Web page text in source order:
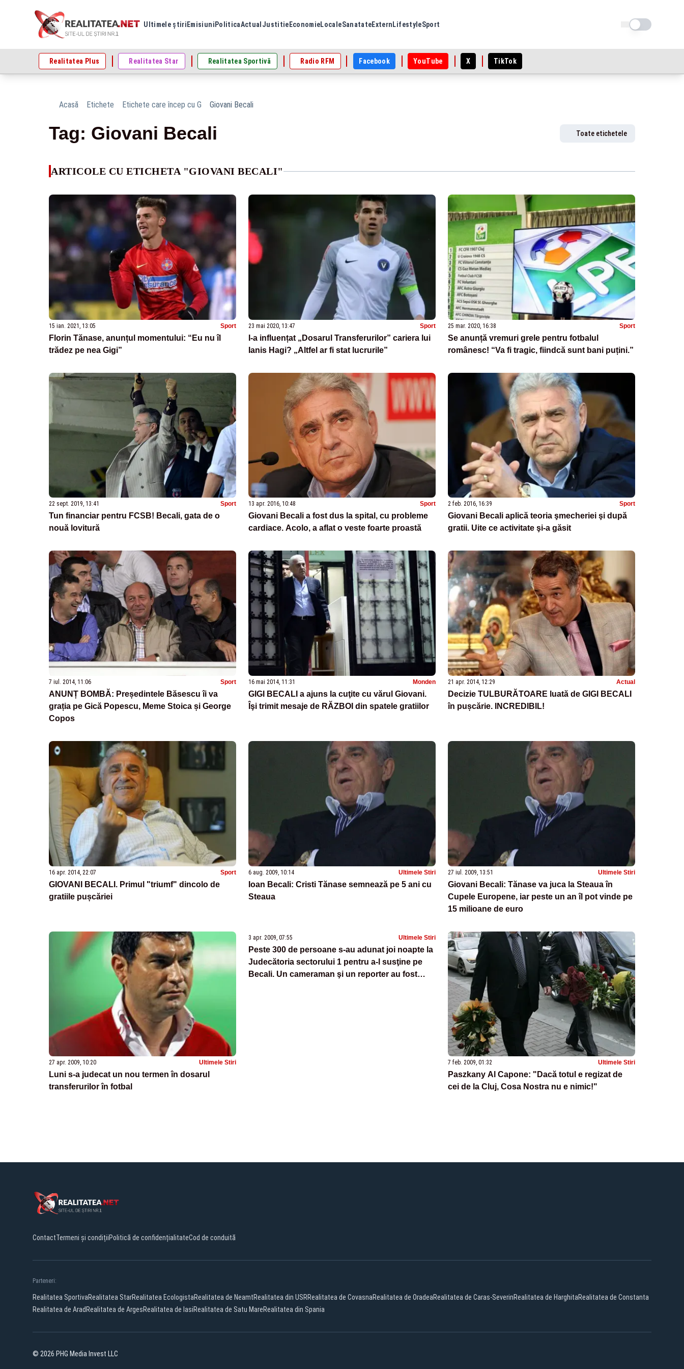
Ultimele știri Emisiuni PoliticaActual Justitie EconomieLocaleSanatateExtern LifestyleSport Schimba tema
Realitatea Plus Realitatea Star Realitatea Sportivă Radio RFM Facebook YouTube X TikTok
Acasă Etichete Etichete care încep cu G Giovani Becali
Tag: Giovani Becali Toate etichetele
ARTICOLE CU ETICHETA "GIOVANI BECALI"
15 ian. 2021, 13:05 Sport
Florin Tănase, anunțul momentului: “Eu nu îl
trădez pe nea Gigi”
23 mai 2020, 13:47 Sport
I-a influențat „Dosarul Transferurilor” cariera lui
Ianis Hagi? „Altfel ar fi stat lucrurile”
25 mar. 2020, 16:38 Sport
Se anunță vremuri grele pentru fotbalul
românesc! “Va fi tragic, fiindcă sunt bani puțini.”
22 sept. 2019, 13:41 Sport
Tun financiar pentru FCSB! Becali, gata de o
nouă lovitură
13 apr. 2016, 10:48 Sport
Giovani Becali a fost dus la spital, cu probleme
cardiace. Acolo, a aflat o veste foarte proastă
2 feb. 2016, 16:39 Sport
Giovani Becali aplică teoria şmecheriei şi după
gratii. Uite ce activitate şi-a găsit
7 iul. 2014, 11:06 Sport
ANUNȚ BOMBĂ: Președintele Băsescu îi va
grația pe Gică Popescu, Meme Stoica și George
Copos
16 mai 2014, 11:31 Monden
GIGI BECALI a ajuns la cuţite cu vărul Giovani.
Îşi trimit mesaje de RĂZBOI din spatele gratiilor
21 apr. 2014, 12:29 Actual
Decizie TULBURĂTOARE luată de GIGI BECALI
în pușcărie. INCREDIBIL!
16 apr. 2014, 22:07 Sport
GIOVANI BECALI. Primul "triumf" dincolo de
gratiile pușcăriei
6 aug. 2009, 10:14 Ultimele Stiri
Ioan Becali: Cristi Tănase semnează pe 5 ani cu
Steaua
27 iul. 2009, 13:51 Ultimele Stiri
Giovani Becali: Tănase va juca la Steaua în
Cupele Europene, iar peste un an îl pot vinde pe
15 milioane de euro
27 apr. 2009, 10:20 Ultimele Stiri
Luni s-a judecat un nou termen în dosarul
transferurilor în fotbal
3 apr. 2009, 07:55 Ultimele Stiri
Peste 300 de persoane s-au adunat joi noapte la
Judecătoria sectorului 1 pentru a-l susţine pe
Becali. Un cameraman şi un reporter au fost
7 feb. 2009, 01:32 Ultimele Stiri
Paszkany Al Capone: "Dacă totul e regizat de
cei de la Cluj, Cosa Nostra nu e nimic!"
ContactTermeni și condițiiPolitică de confidențialitateCod de conduită
Parteneri:
Realitatea SportivaRealitatea StarRealitatea EcologistaRealitatea de NeamtRealitatea din USRRealitatea de CovasnaRealitatea de OradeaRealitatea de Caras-SeverinRealitatea de HarghitaRealitatea de Constanta
Realitatea de Arad Realitatea de ArgesRealitatea de IasiRealitatea de Satu MareRealitatea din Spania
© 2026 PHG Media Invest LLC